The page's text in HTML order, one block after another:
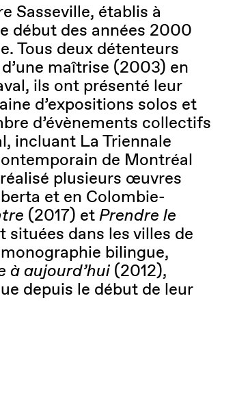
Sasseville, établis à
début des années 2000
Tous deux détenteurs
maîtrise (2003) en
ils ont présenté leur
d’expositions solos et
d’évènements collectifs
incluant La Triennale
de Montréal
plusieurs œuvres
et en Colombie-
(2017) etPrendre le
situées dans les villes de
bilingue,
à aujourd’hui (2012),
depuis le début de leur